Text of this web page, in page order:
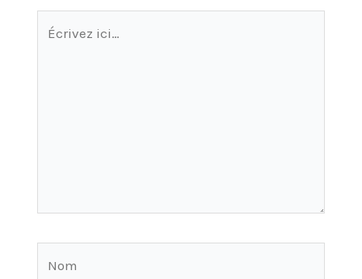
ici…